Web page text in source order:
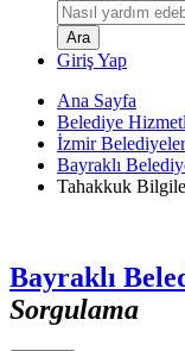
Giriş Yap
Ana Sayfa
Belediye
İzmir
Bayraklı
Tahakkuk
Bayraklı
Sorgulama